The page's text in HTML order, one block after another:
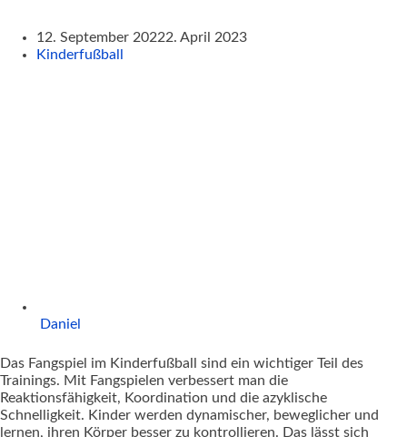
12. September 20222. April 2023
Kinderfußball
Daniel
Das Fangspiel im Kinderfußball sind ein wichtiger Teil des
Trainings. Mit Fangspielen verbessert man die
Reaktionsfähigkeit, Koordination und die azyklische
Schnelligkeit. Kinder werden dynamischer, beweglicher und
lernen, ihren Körper besser zu kontrollieren. Das lässt sich